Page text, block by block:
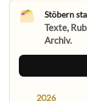
Stöbern
Texte,
Archiv.
2026